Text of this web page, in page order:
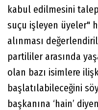
kabul edilmesini
suçu işleyen üyeler"
alınması
partililer arasında
olan bazı isimlere
başlatılabileceğini
başkanına ‘hain’